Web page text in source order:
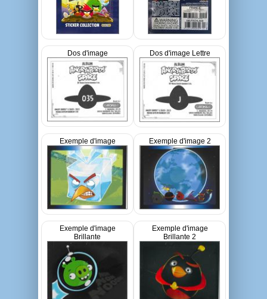
Dos d'image Dos d'image Lettre
Exemple d'image Exemple d'image 2
Exemple d'image
Brillante
Exemple d'image
Brillante 2